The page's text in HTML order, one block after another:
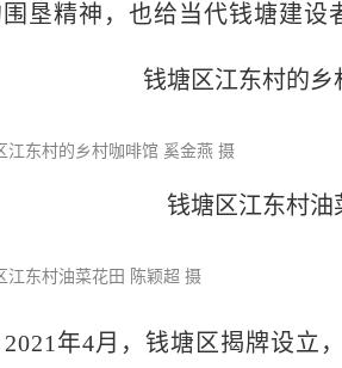
垦精神，也给当代钱塘建
江东村的乡村咖啡馆 奚金燕 摄
江东村油菜花田 陈颖超 摄
年4月，钱塘区揭牌设立